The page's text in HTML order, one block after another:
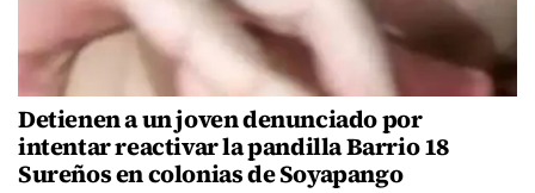
Detienen a un joven denunciado por
intentar reactivar la pandilla Barrio 18
Sureños en colonias de Soyapango